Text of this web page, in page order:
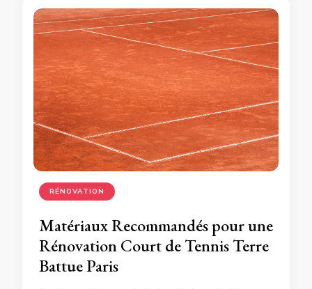
RÉNOVATION
Matériaux Recommandés pour une
Rénovation Court de Tennis Terre
Battue Paris